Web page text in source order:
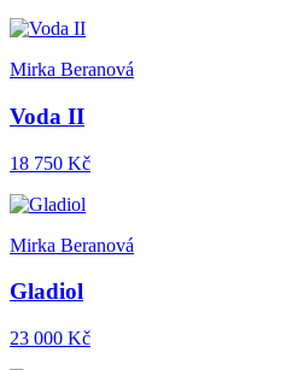
Mirka Beranová
Voda II
18 750 Kč
Mirka Beranová
Gladiol
23 000 Kč